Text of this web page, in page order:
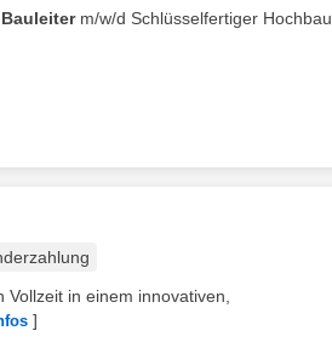
Bauleiterm/w/d Schlüsselfertiger Hochbau
in einem innovativen,
]